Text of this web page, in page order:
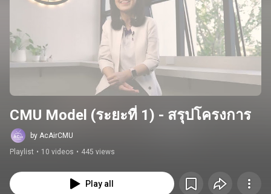
CMU Model (ระยะที่ 1) - สรุปโครงการ
by AcAirCMU
Playlist • 10 videos • 445 views
Play all